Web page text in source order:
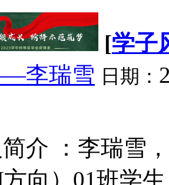
[学子
李瑞雪 日期：
介 ：李瑞雪
方向）01班学